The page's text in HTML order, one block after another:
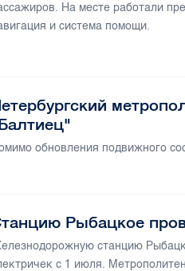
На месте работали
и система помощи.
обновления подвижного
Рыбацкое
станцию
с 1 июля.